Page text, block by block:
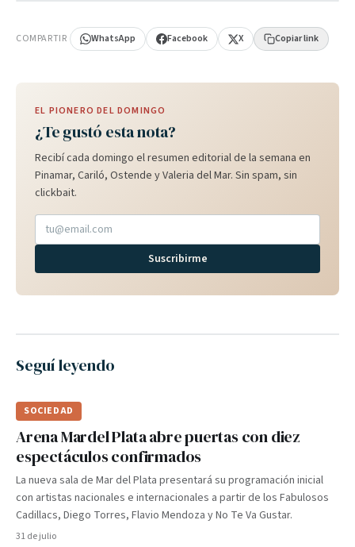
COMPARTIR WhatsApp Facebook X Copiar link
EL PIONERO DEL DOMINGO
¿Te gustó esta nota?
Recibí cada domingo el resumen editorial de la semana en
Pinamar, Cariló, Ostende y Valeria del Mar. Sin spam, sin
clickbait.
Suscribirme
Seguí leyendo
SOCIEDAD
Arena Mardel Plata abre puertas con diez
espectáculos confirmados
La nueva sala de Mar del Plata presentará su programación inicial
con artistas nacionales e internacionales a partir de los Fabulosos
Cadillacs, Diego Torres, Flavio Mendoza y No Te Va Gustar.
31 de julio